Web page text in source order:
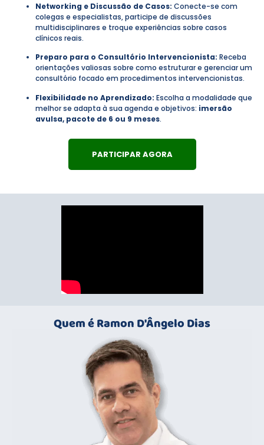
Networking e Discussão de Casos: Conecte-se com
colegas e especialistas, participe de discussões
multidisciplinares e troque experiências sobre casos
clínicos reais.
Preparo para o Consultório Intervencionista: Receba
orientações valiosas sobre como estruturar e gerenciar um
consultório focado em procedimentos intervencionistas.
Flexibilidade no Aprendizado: Escolha a modalidade que
melhor se adapta à sua agenda e objetivos: imersão
avulsa, pacote de 6 ou 9 meses.
PARTICIPAR AGORA
Quem é Ramon D'Ângelo Dias